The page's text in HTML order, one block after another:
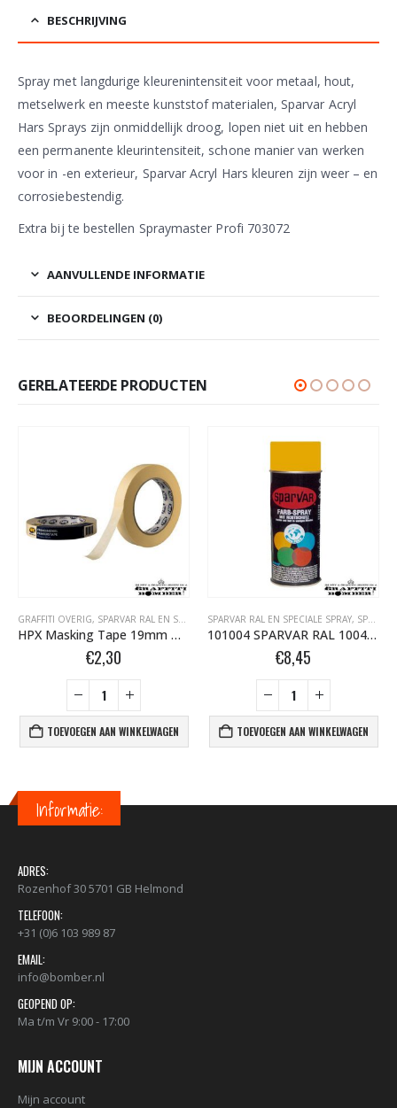
BESCHRIJVING
Spray met langdurige kleurenintensiteit voor metaal, hout,
metselwerk en meeste kunststof materialen, Sparvar Acryl
Hars Sprays zijn onmiddellijk droog, lopen niet uit en hebben
een permanente kleurintensiteit, schone manier van werken
voor in -en exterieur, Sparvar Acryl Hars kleuren zijn weer – en
corrosiebestendig.
Extra bij te bestellen Spraymaster Profi 703072
AANVULLENDE INFORMATIE
BEOORDELINGEN (0)
GERELATEERDE PRODUCTEN
GRAFFITI OVERIG, SPARVAR RAL EN SPECIALE SPRAY , TAPE- EN AFDEKMATERIALEN
HPX Masking Tape 19mm MA1950
€2,30
TOEVOEGEN AAN WINKELWAGEN
SPARVAR RAL EN SPECIALE SPRAY, SPARVAR RAL HOOGGLANS BOMBER.NL
101004 SPARVAR RAL 1004 HG Goudgeel 400 ml
€8,45
TOEVOEGEN AAN WINKELWAGEN
Informatie:
ADRES:
Rozenhof 30 5701 GB Helmond
TELEFOON:
+31 (0)6 103 989 87
EMAIL:
info@bomber.nl
GEOPEND OP:
Ma t/m Vr 9:00 - 17:00
MIJN ACCOUNT
Mijn account